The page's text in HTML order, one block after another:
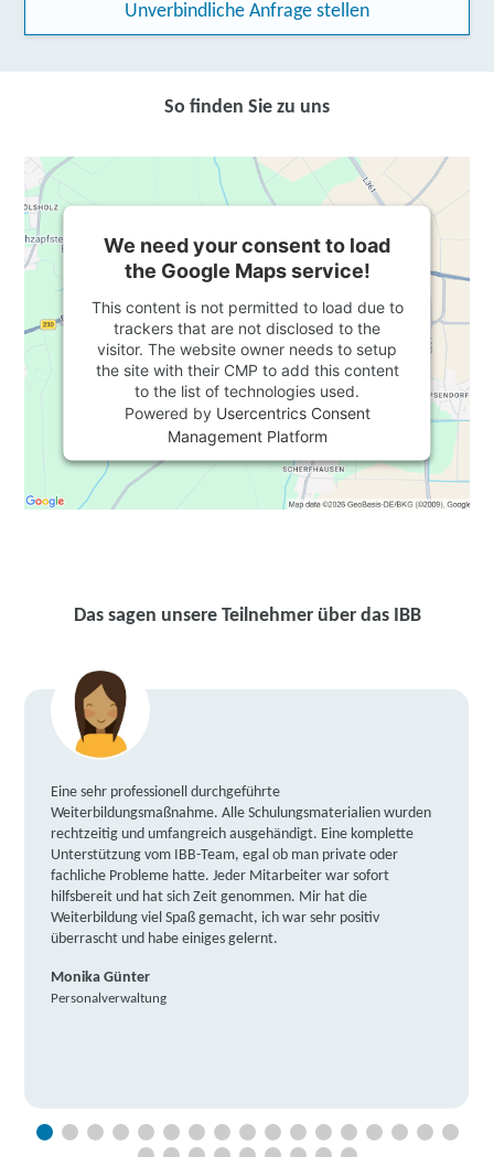
Unverbindliche Anfrage stellen
So finden Sie zu uns
We need your consent to load
the Google Maps service!
This content is not permitted to load due to
trackers that are not disclosed to the
visitor. The website owner needs to setup
the site with their CMP to add this content
to the list of technologies used.
Powered by Usercentrics Consent
Management Platform
Das sagen unsere Teilnehmer über das IBB
Eine sehr professionell durchgeführte
Weiterbildungsmaßnahme. Alle Schulungsmaterialien wurden
rechtzeitig und umfangreich ausgehändigt. Eine komplette
Unterstützung vom IBB-Team, egal ob man private oder
fachliche Probleme hatte. Jeder Mitarbeiter war sofort
hilfsbereit und hat sich Zeit genommen. Mir hat die
Weiterbildung viel Spaß gemacht, ich war sehr positiv
überrascht und habe einiges gelernt.
Monika Günter
Personalverwaltung